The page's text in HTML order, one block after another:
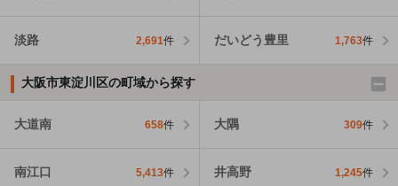
淡路 2,691件 だいどう豊里 1,763件
大阪市東淀川区の町域から探す
大道南 658件 大隅 309件
南江口 5,413件 井高野 1,245件